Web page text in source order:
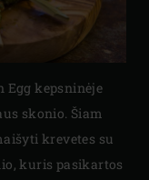
Egg kepsninėje
skonio. Šiam
krevetes su
kuris pasikartos